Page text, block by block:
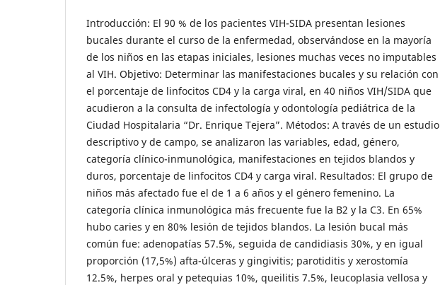
Introducción: El 90 % de los pacientes VIH-SIDA presentan lesiones
bucales durante el curso de la enfermedad, observándose en la mayoría
de los niños en las etapas iniciales, lesiones muchas veces no imputables
al VIH. Objetivo: Determinar las manifestaciones bucales y su relación con
el porcentaje de linfocitos CD4 y la carga viral, en 40 niños VIH/SIDA que
acudieron a la consulta de infectología y odontología pediátrica de la
Ciudad Hospitalaria “Dr. Enrique Tejera”. Métodos: A través de un estudio
descriptivo y de campo, se analizaron las variables, edad, género,
categoría clínico-inmunológica, manifestaciones en tejidos blandos y
duros, porcentaje de linfocitos CD4 y carga viral. Resultados: El grupo de
niños más afectado fue el de 1 a 6 años y el género femenino. La
categoría clínica inmunológica más frecuente fue la B2 y la C3. En 65%
hubo caries y en 80% lesión de tejidos blandos. La lesión bucal más
común fue: adenopatías 57.5%, seguida de candidiasis 30%, y en igual
proporción (17,5%) afta-úlceras y gingivitis; parotiditis y xerostomía
12.5%, herpes oral y petequias 10%, queilitis 7.5%, leucoplasia vellosa y